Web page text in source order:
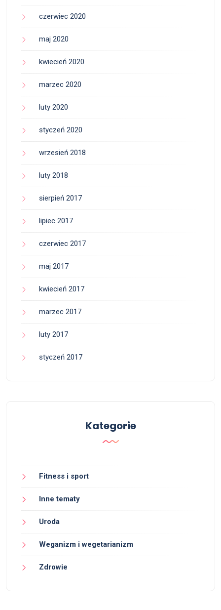
czerwiec 2020
maj 2020
kwiecień 2020
marzec 2020
luty 2020
styczeń 2020
wrzesień 2018
luty 2018
sierpień 2017
lipiec 2017
czerwiec 2017
maj 2017
kwiecień 2017
marzec 2017
luty 2017
styczeń 2017
Kategorie
Fitness i sport
Inne tematy
Uroda
Weganizm i wegetarianizm
Zdrowie